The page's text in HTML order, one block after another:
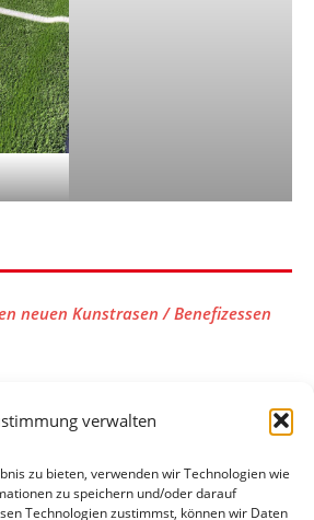
verwalten
zu bieten, verwenden wir Technologien wie
zu speichern und/oder darauf
Technologien zustimmst, können wir Daten
neuen Kunstrasen / Benefizessen
rund 10.000 Euro